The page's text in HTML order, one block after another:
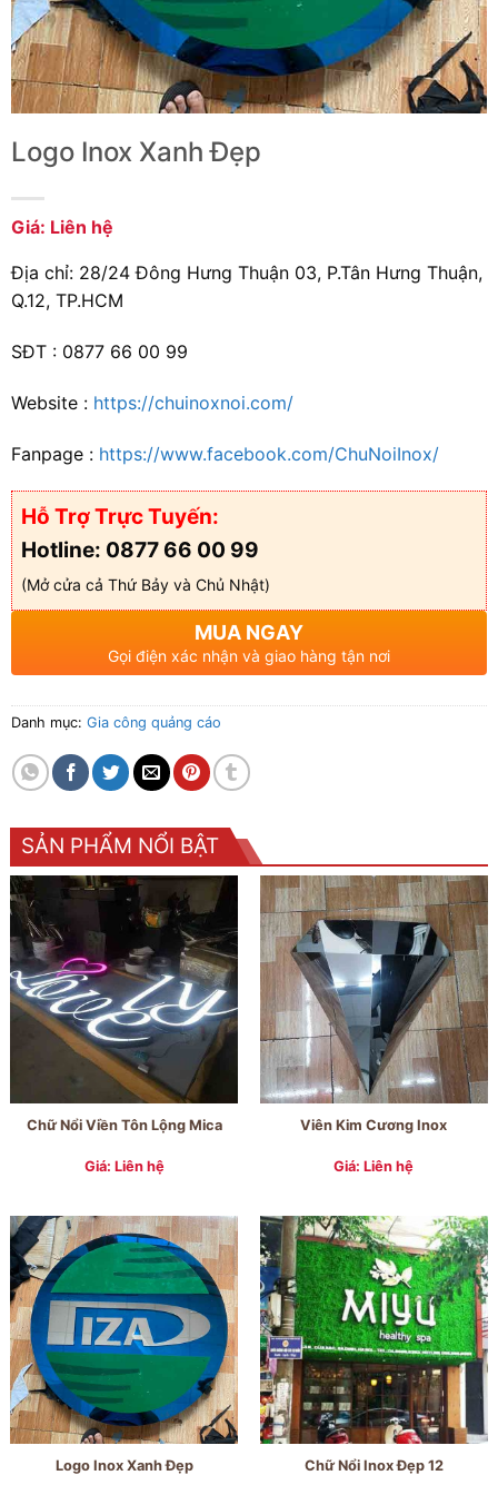
Logo Inox Xanh Đẹp
Giá: Liên hệ
Địa chỉ: 28/24 Đông Hưng Thuận 03, P.Tân Hưng Thuận,
Q.12, TP.HCM
SĐT : 0877 66 00 99
Website : https://chuinoxnoi.com/
Fanpage : https://www.facebook.com/ChuNoiInox/
Hỗ Trợ Trực Tuyến:
Hotline: 0877 66 00 99
(Mở cửa cả Thứ Bảy và Chủ Nhật)
MUA NGAY
Gọi điện xác nhận và giao hàng tận nơi
Danh mục: Gia công quảng cáo
SẢN PHẨM NỔI BẬT
Chữ Nổi Viền Tôn Lộng Mica
Giá: Liên hệ
Viên Kim Cương Inox
Giá: Liên hệ
Logo Inox Xanh Đẹp Chữ Nổi Inox Đẹp 12